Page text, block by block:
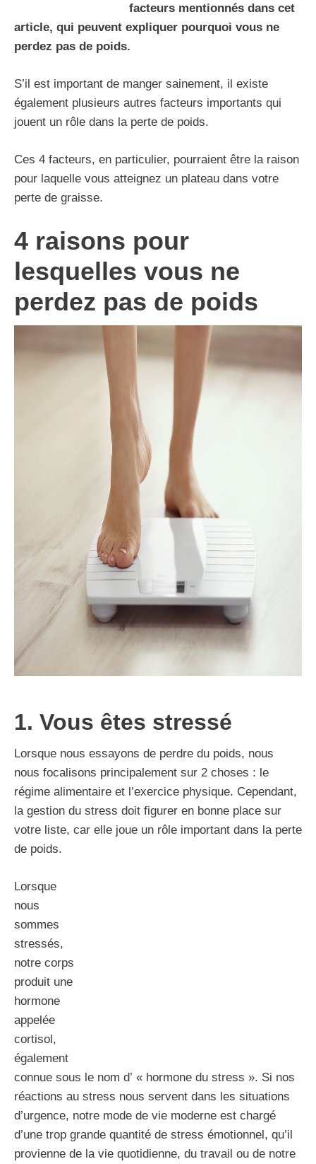
facteurs mentionnés dans cet
article, qui peuvent expliquer pourquoi vous ne
perdez pas de poids.
S’il est important de manger sainement, il existe
également plusieurs autres facteurs importants qui
jouent un rôle dans la perte de poids.
Ces 4 facteurs, en particulier, pourraient être la raison
pour laquelle vous atteignez un plateau dans votre
perte de graisse.
4 raisons pour
lesquelles vous ne
perdez pas de poids
1. Vous êtes stressé
Lorsque nous essayons de perdre du poids, nous
nous focalisons principalement sur 2 choses : le
régime alimentaire et l’exercice physique. Cependant,
la gestion du stress doit figurer en bonne place sur
votre liste, car elle joue un rôle important dans la perte
de poids.
Lorsque
nous
sommes
stressés,
notre corps
produit une
hormone
appelée
cortisol,
également
connue sous le nom d’ « hormone du stress ». Si nos
réactions au stress nous servent dans les situations
d’urgence, notre mode de vie moderne est chargé
d’une trop grande quantité de stress émotionnel, qu’il
provienne de la vie quotidienne, du travail ou de notre